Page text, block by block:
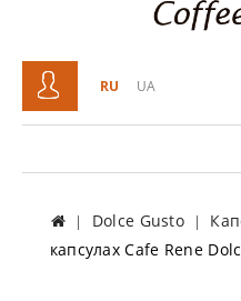
RU UA
Dolce Gusto
капсулах Cafe Rene